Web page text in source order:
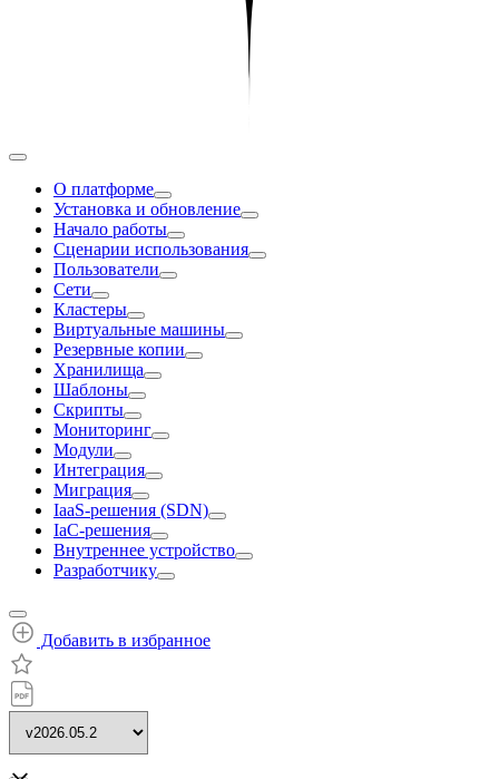
О платформе
Установка и обновление
Начало работы
Сценарии использования
Пользователи
Сети
Кластеры
Виртуальные машины
Резервные копии
Хранилища
Шаблоны
Скрипты
Мониторинг
Модули
Интеграция
Миграция
IaaS-решения (SDN)
IaC-решения
Внутреннее устройство
Разработчику
Добавить в избранное